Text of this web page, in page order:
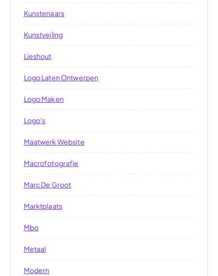
Kunstenaars
Kunstveiling
Lieshout
Logo Laten Ontwerpen
Logo Maken
Logo's
Maatwerk Website
Macrofotografie
Marc De Groot
Marktplaats
Mbo
Metaal
Modern